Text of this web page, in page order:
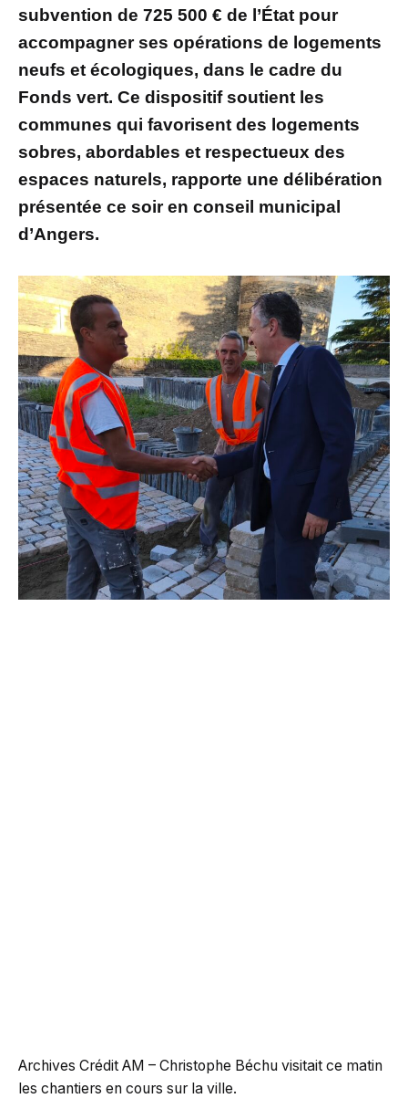
subvention de 725 500 € de l’État pour
accompagner ses opérations de logements
neufs et écologiques, dans le cadre du
Fonds vert. Ce dispositif soutient les
communes qui favorisent des logements
sobres, abordables et respectueux des
espaces naturels, rapporte une délibération
présentée ce soir en conseil municipal
d’Angers.
Archives Crédit AM – Christophe Béchu visitait ce matin
les chantiers en cours sur la ville.